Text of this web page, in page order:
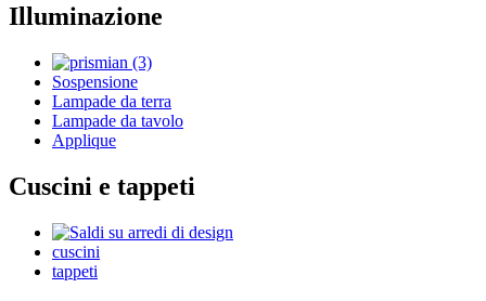
Illuminazione
Sospensione
Lampade da terra
Lampade da tavolo
Applique
Cuscini e tappeti
cuscini
tappeti